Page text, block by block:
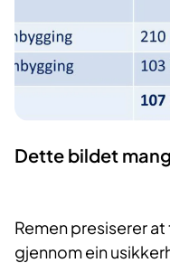
Dette bildet
Remen presiserer
gjennom ein